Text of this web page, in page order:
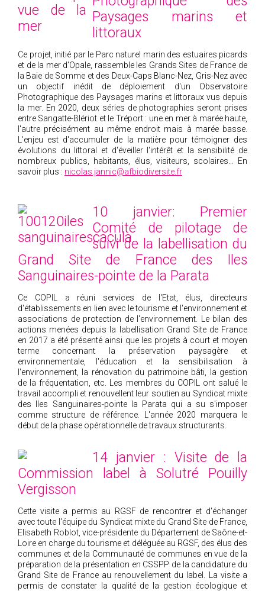
Paysages marins et
littoraux
Ce projet, initié par le Parc naturel marin des estuaires picards
et de la mer d'Opale, rassemble les Grands Sites de France de
la Baie de Somme et des Deux-Caps Blanc-Nez, Gris-Nez avec
un objectif inédit de déploiement d'un Observatoire
Photographique des Paysages marins et littoraux vus depuis
la mer. En 2020, deux séries de photographies seront prises
entre Sangatte-Blériot et le Tréport : une en mer à marée haute,
l'autre précisément au même endroit mais à marée basse.
L'enjeu est d'accumuler de la matière pour témoigner des
évolutions du littoral et d'éveiller l'intérêt et la sensibilité de
nombreux publics, habitants, élus, visiteurs, scolaires… En
savoir plus : nicolas.jannic@afbiodiversite.fr
10 janvier: Premier
Comité de pilotage de
suivi de la labellisation du
Grand Site de France des Iles
Sanguinaires-pointe de la Parata
Ce COPIL a réuni services de l'Etat, élus, directeurs
d'établissements en lien avec le tourisme et l'environnement et
associations de protection de l'environnement. Le bilan des
actions menées depuis la labellisation Grand Site de France
en 2017 a été présenté ainsi que les projets à court et moyen
terme concernant la préservation paysagère et
environnementale, l'éducation et la sensibilisation à
l'environnement, la rénovation du patrimoine bâti, la gestion
de la fréquentation, etc. Les membres du COPIL ont salué le
travail accompli et renouvellent leur soutien au Syndicat mixte
des Iles Sanguinaires-pointe la Parata qui a su s'imposer
comme structure de référence. L'année 2020 marquera le
début de la phase opérationnelle de travaux structurants.
14 janvier : Visite de la
Commission label à Solutré Pouilly
Vergisson
Cette visite a permis au RGSF de rencontrer et d'échanger
avec toute l'équipe du Syndicat mixte du Grand Site de France,
Elisabeth Roblot, vice-présidente du Département de Saône-et-
Loire en charge du tourisme et déléguée au RGSF, des élus des
communes et de la Communauté de communes en vue de la
préparation de la présentation en CSSPP de la candidature du
Grand Site de France au renouvellement du label. La visite a
permis de constater la qualité de la gestion écologique et